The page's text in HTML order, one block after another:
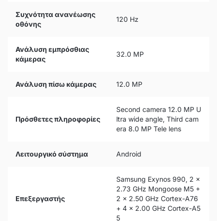
Συχνότητα ανανέωσης
οθόνης
120 Hz
Ανάλυση εμπρόσθιας
κάμερας
32.0 MP
Ανάλυση πίσω κάμερας 12.0 MP
Πρόσθετες πληροφορίες
Second camera 12.0 MP U
ltra wide angle, Third cam
era 8.0 MP Tele lens
Λειτουργικό σύστημα Android
Επεξεργαστής
Samsung Exynos 990, 2 x
2.73 GHz Mongoose M5 +
2 x 2.50 GHz Cortex-A76
+ 4 x 2.00 GHz Cortex-A5
5